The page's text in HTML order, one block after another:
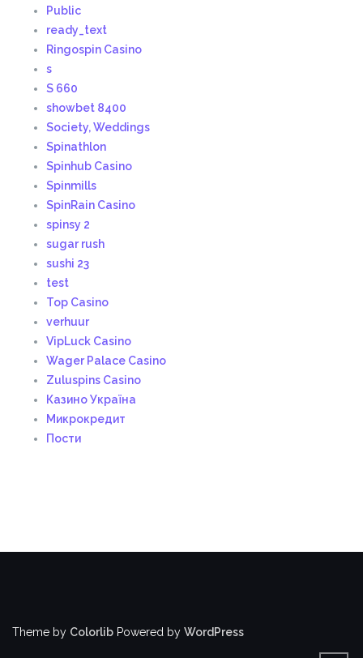
Public
ready_text
Ringospin Casino
s
S 660
showbet 8400
Society, Weddings
Spinathlon
Spinhub Casino
Spinmills
SpinRain Casino
spinsy 2
sugar rush
sushi 23
test
Top Casino
verhuur
VipLuck Casino
Wager Palace Casino
Zuluspins Casino
Казино Україна
Микрокредит
Пости
Theme by Colorlib Powered by WordPress